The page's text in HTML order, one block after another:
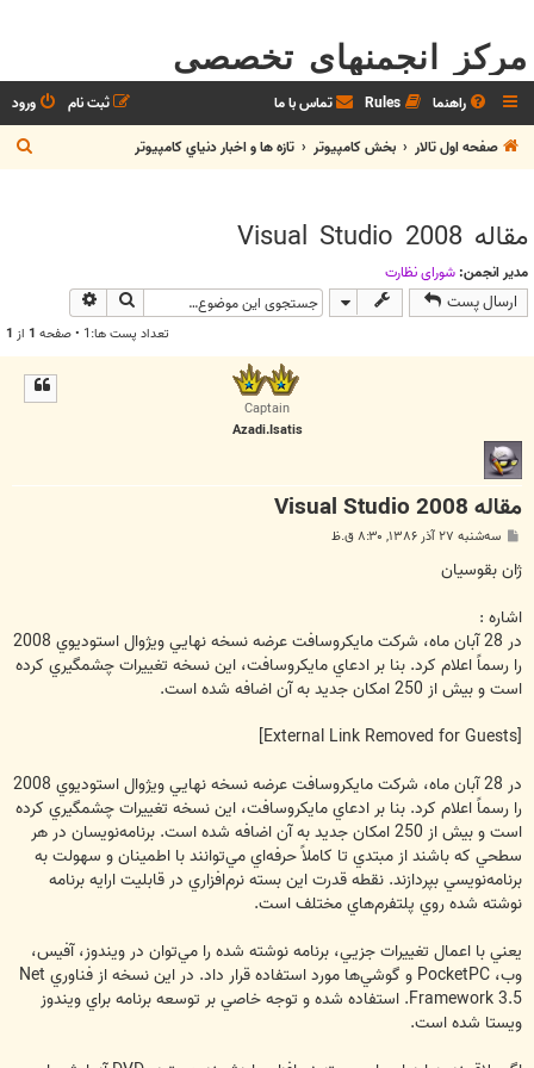
مرکز انجمنهای تخصصی
راهنما Rules تماس با ما ورود
ثبت نام
صفحه اول تالار
بخش كامپيوتر تازه ها و اخبار دنياي کامپيوتر
س
مقاله Visual Studio 2008
مدیر انجمن: شوراي نظارت
ارسال پست جستجو
تعداد پست ها:1 • صفحه 1 از 1
Captain
Azadi.Isatis
مقاله Visual Studio 2008
ت
سه‌شنبه ۲۷ آذر ۱۳۸۶, ۸:۳۰ ق.ظ
ژان بقوسيان
اشاره :
در 28 آبان ماه، شركت مايكروسافت عرضه نسخه نهايي ويژوال استوديوي 2008
را رسماً اعلام كرد. بنا بر ادعاي مايكروسافت، اين نسخه تغييرات چشمگيري كرده
است و بيش از 250 امكان جديد به آن اضافه شده است.
[External Link Removed for Guests]
در 28 آبان ماه، شركت مايكروسافت عرضه نسخه نهايي ويژوال استوديوي 2008
را رسماً اعلام كرد. بنا بر ادعاي مايكروسافت، اين نسخه تغييرات چشمگيري كرده
است و بيش از 250 امكان جديد به آن اضافه شده است. برنامه‌نويسان در هر
سطحي كه باشند از مبتدي تا كاملاً حرفه‌اي مي‌توانند با اطمينان و سهولت به
برنامه‌نويسي بپردازند. نقطه قدرت اين بسته نرم‌افزاري در قابليت ارايه برنامه
نوشته شده روي پلتفرم‌هاي مختلف است.
يعني با اعمال تغييرات جزيي، برنامه نوشته شده را مي‌توان در ويندوز، آفيس،
وب، PocketPC و گوشي‌ها مورد استفاده قرار داد. در اين نسخه از فناوري Net
Framework 3.5. استفاده شده و توجه خاصي بر توسعه برنامه براي ويندوز
ويستا شده است.